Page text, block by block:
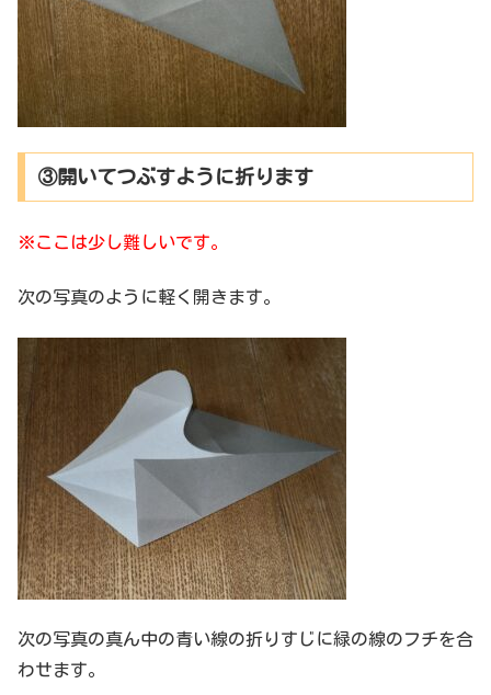
③開いてつぶすように折ります
※ここは少し難しいです。
次の写真のように軽く開きます。
次の写真の真ん中の青い線の折りすじに緑の線のフチを合
わせます。